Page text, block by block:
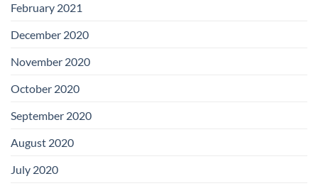
February 2021
December 2020
November 2020
October 2020
September 2020
August 2020
July 2020